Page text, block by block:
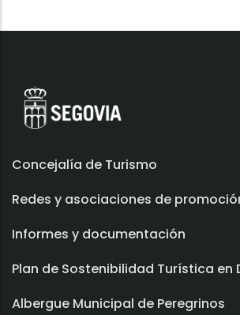
Concejalía de Turismo
Redes y asociaciones de
Informes y documentación
Plan de Sostenibilidad Turística en
Albergue Municipal de Peregrinos